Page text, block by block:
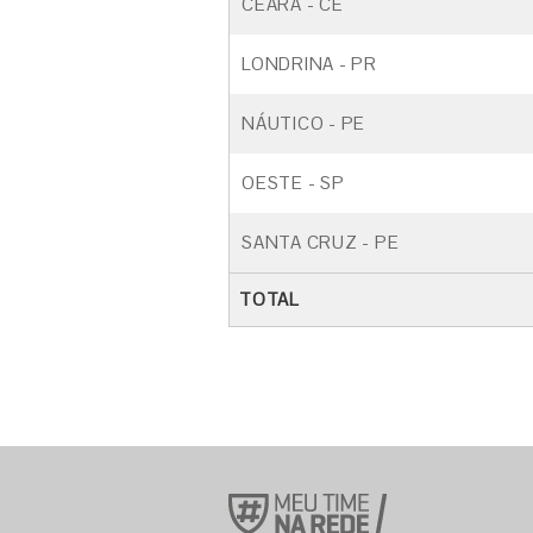
LONDRINA - PR
NÁUTICO - PE
OESTE - SP
SANTA CRUZ - PE
TOTAL